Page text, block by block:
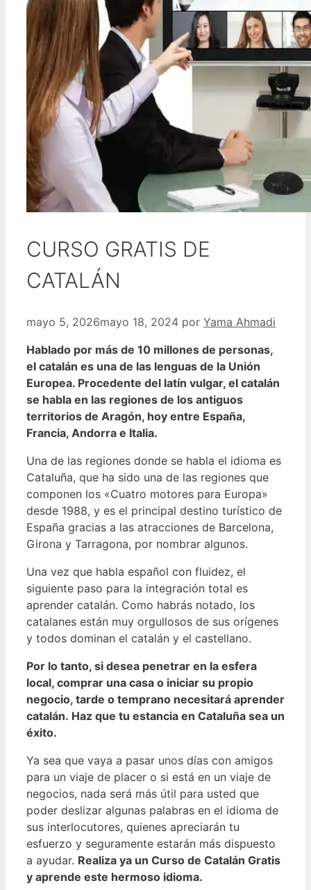
CURSO GRATIS DE
CATALÁN
mayo 5, 2026mayo 18, 2024 por Yama Ahmadi
Hablado por más de 10 millones de personas,
el catalán es una de las lenguas de la Unión
Europea. Procedente del latín vulgar, el catalán
se habla en las regiones de los antiguos
territorios de Aragón, hoy entre España,
Francia, Andorra e Italia.
Una de las regiones donde se habla el idioma es
Cataluña, que ha sido una de las regiones que
componen los «Cuatro motores para Europa»
desde 1988, y es el principal destino turístico de
España gracias a las atracciones de Barcelona, ​​
Girona y Tarragona, por nombrar algunos.
Una vez que habla español con fluidez, el
siguiente paso para la integración total es
aprender catalán. Como habrás notado, los
catalanes están muy orgullosos de sus orígenes
y todos dominan el catalán y el castellano.
Por lo tanto, si desea penetrar en la esfera
local, comprar una casa o iniciar su propio
negocio, tarde o temprano necesitará aprender
catalán. Haz que tu estancia en Cataluña sea un
éxito.
Ya sea que vaya a pasar unos días con amigos
para un viaje de placer o si está en un viaje de
negocios, nada será más útil para usted que
poder deslizar algunas palabras en el idioma de
sus interlocutores, quienes apreciarán tu
esfuerzo y seguramente estarán más dispuesto
a ayudar. Realiza ya un Curso de Catalán Gratis
y aprende este hermoso idioma.